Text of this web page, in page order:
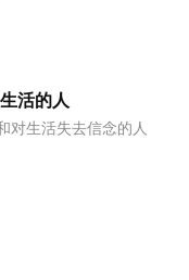
活的人
对生活失去信念的人